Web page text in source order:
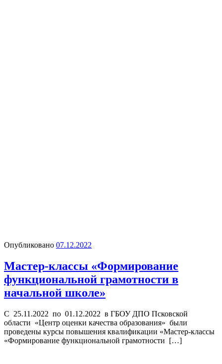
Опубликовано 07.12.2022
Мастер-классы «Формирование
функциональной грамотности в
начальной школе»
С 25.11.2022 по 01.12.2022 в ГБОУ ДПО Псковской
области «Центр оценки качества образования» были
проведены курсы повышения квалификации «Мастер-классы
«Формирование функциональной грамотности […]